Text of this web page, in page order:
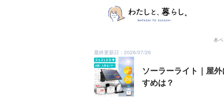
本
最終更新日：2026/07/26
ソーラーライト｜屋
すめは？